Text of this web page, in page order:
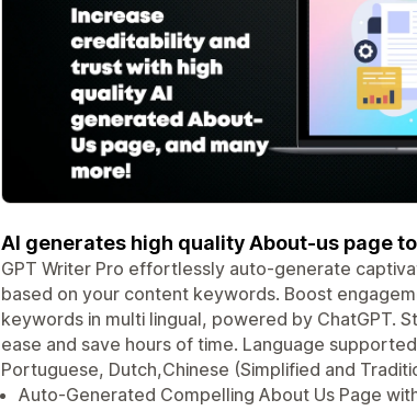
AI generates high quality About-us page
GPT Writer Pro effortlessly auto-generate
based on your content keywords. Boost
keywords in multi lingual, powered by ChatGPT.
ease and save hours of time. Language
Portuguese, Dutch,Chinese (Simplified and
Auto-Generated Compelling About Us Page